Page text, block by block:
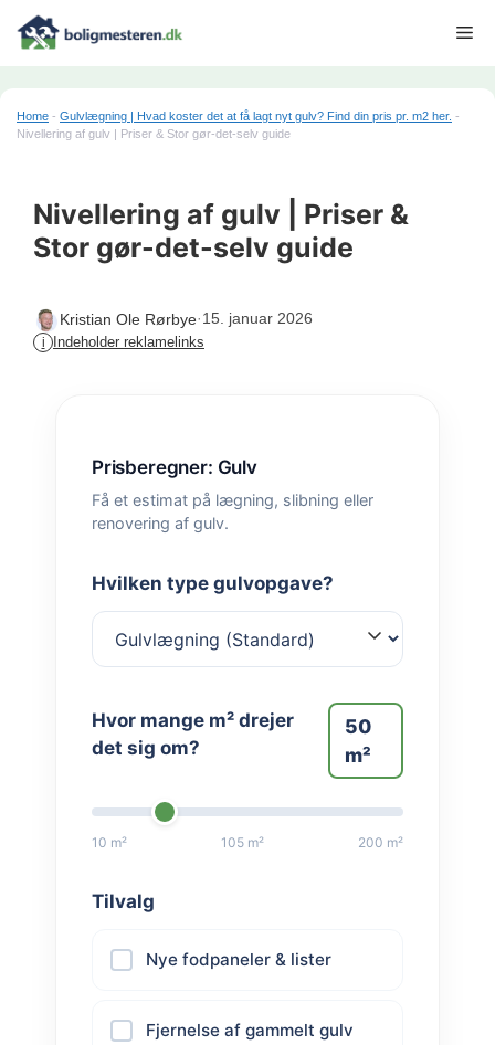
Home - Gulvlægning | Hvad koster det at få lagt nyt gulv? Find din pris pr. m2 her. -
Nivellering af gulv | Priser & Stor gør-det-selv guide
Nivellering af gulv | Priser &
Stor gør-det-selv guide
Kristian Ole Rørbye·15. januar 2026
i Indeholder reklamelinks
Prisberegner: Gulv
Få et estimat på lægning, slibning eller
renovering af gulv.
Hvilken type gulvopgave?
Hvor mange m² drejer
det sig om?
50
m²
10 m² 105 m² 200 m²
Tilvalg
Nye fodpaneler & lister
Fjernelse af gammelt gulv